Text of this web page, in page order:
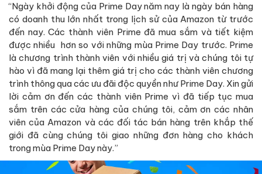
“Ngày khởi động của Prime Day năm nay là ngày bán hàng
có doanh thu lớn nhất trong lịch sử của Amazon từ trước
đến nay. Các thành viên Prime đã mua sắm và tiết kiệm
được nhiều hơn so với những mùa Prime Day trước. Prime
là chương trình thành viên với nhiều giá trị và chúng tôi tự
hào vì đã mang lại thêm giá trị cho các thành viên chương
trình thông qua các ưu đãi độc quyền như Prime Day. Xin gửi
lời cảm ơn đến các thành viên Prime vì đã tiếp tục mua
sắm trên các cửa hàng của chúng tôi, cảm ơn các nhân
viên của Amazon và các đối tác bán hàng trên khắp thế
giới đã cùng chúng tôi giao những đơn hàng cho khách
trong mùa Prime Day này.”